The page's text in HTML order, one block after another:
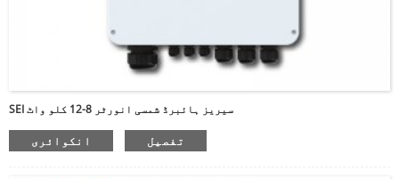
SEI سیریز ہائبرڈ شمسی انورٹر 8-12 کلو واٹ
انکوائری تفصیل